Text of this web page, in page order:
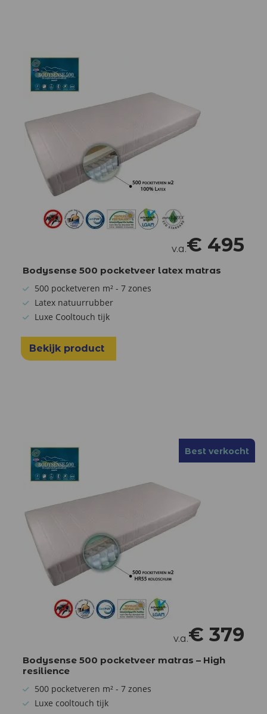
v.a.€ 495
Bodysense 500 pocketveer latex matras
500 pocketveren m² - 7 zones
Latex natuurrubber
Luxe Cooltouch tijk
Bekijk product
Best verkocht
v.a.€ 379
Bodysense 500 pocketveer matras – High
resilience
500 pocketveren m² - 7 zones
Luxe cooltouch tijk